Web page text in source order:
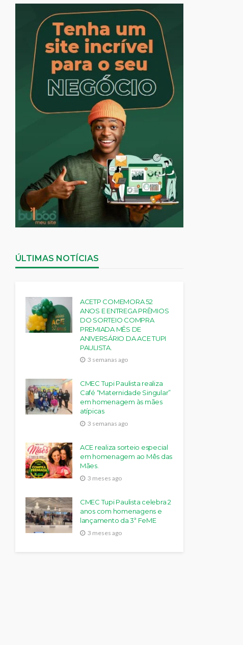
ÚLTIMAS NOTÍCIAS
ACETP COMEMORA 52
ANOS E ENTREGA PRÊMIOS
DO SORTEIO COMPRA
PREMIADA MÊS DE
ANIVERSÁRIO DA ACE TUPI
PAULISTA.
3 semanas ago
CMEC Tupi Paulista realiza
Café “Maternidade Singular”
em homenagem às mães
atípicas
3 semanas ago
ACE realiza sorteio especial
em homenagem ao Mês das
Mães.
3 meses ago
CMEC Tupi Paulista celebra 2
anos com homenagens e
lançamento da 3ª FeME
3 meses ago